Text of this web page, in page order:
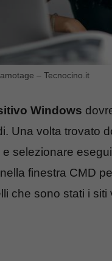
– Tecnocino.it
Windows
Una volta trovato
selezionare
finestra CMD
che sono stati i